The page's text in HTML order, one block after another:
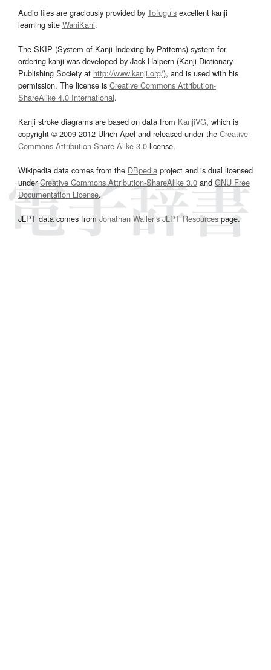
Audio files are graciously provided by Tofugu’s excellent kanji
learning site WaniKani.
The SKIP (System of Kanji Indexing by Patterns) system for
ordering kanji was developed by Jack Halpern (Kanji Dictionary
Publishing Society at http://www.kanji.org/), and is used with his
permission. The license is Creative Commons Attribution-
ShareAlike 4.0 International.
Kanji stroke diagrams are based on data from KanjiVG, which is
copyright © 2009-2012 Ulrich Apel and released under the Creative
Commons Attribution-Share Alike 3.0 license.
Wikipedia data comes from the DBpedia project and is dual licensed
underCreative Commons Attribution-ShareAlike 3.0and GNU Free
Documentation License.
JLPT data comes from Jonathan Waller‘s JLPT Resourcespage.